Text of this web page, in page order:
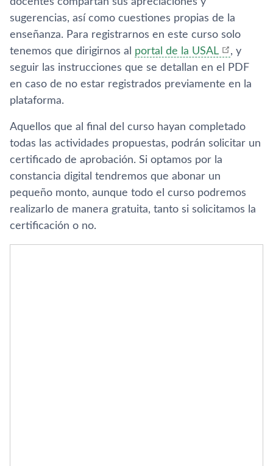
sugerencias, así­ como cuestiones propias de la
enseñanza. Para registrarnos en este curso solo
tenemos que dirigirnos al portal de la USAL
, y
seguir las instrucciones que se detallan en el PDF
en caso de no estar registrados previamente en la
plataforma.
Aquellos que al final del curso hayan completado
todas las actividades propuestas, podrán solicitar un
certificado de aprobación. Si optamos por la
constancia digital tendremos que abonar un
pequeño monto, aunque todo el curso podremos
realizarlo de manera gratuita, tanto si solicitamos la
certificación o no.